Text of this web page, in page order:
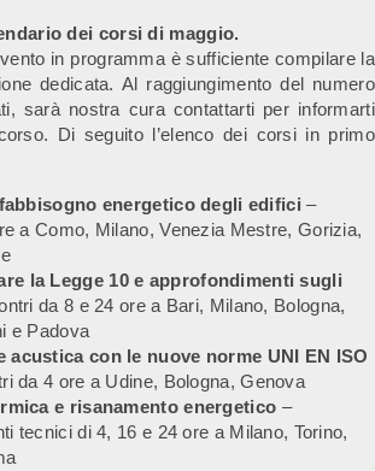
dei corsi di maggio.
in programma è sufficiente compilare la
dedicata. Al raggiungimento del numero
sarà nostra cura contattarti per informarti
Di seguito l’elenco dei corsi in primo
energetico degli edifici –
a Como, Milano, Venezia Mestre, Gorizia,
la Legge 10 e approfondimenti sugli
da 8 e 24 ore a Bari, Milano, Bologna,
e Padova
acustica con le nuove norme UNI EN ISO
da 4 ore a Udine, Bologna, Genova
e risanamento energetico –
tecnici di 4, 16 e 24 ore a Milano, Torino,